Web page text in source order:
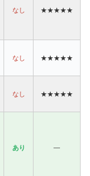
なし ★★★★★
なし ★★★★★
なし ★★★★★
あり —